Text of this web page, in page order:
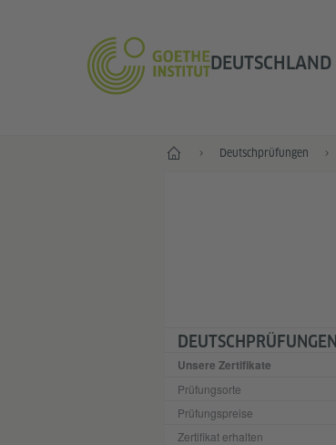
DEUTSCHLAND
-- Deutsch­prüfungen
DEUTSCH­PRÜFUNGEN
Unsere Zertifikate
Prüfungsorte
Prüfungspreise
Zertifikat erhalten